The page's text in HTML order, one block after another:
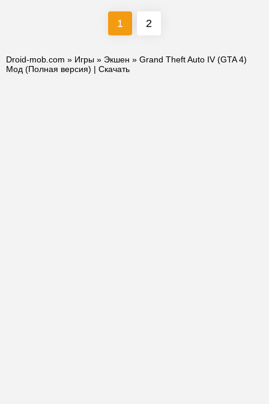
1 2
Droid-mob.com » Игры » Экшен » Grand Theft Auto IV (GTA 4)
Мод (Полная версия) | Скачать